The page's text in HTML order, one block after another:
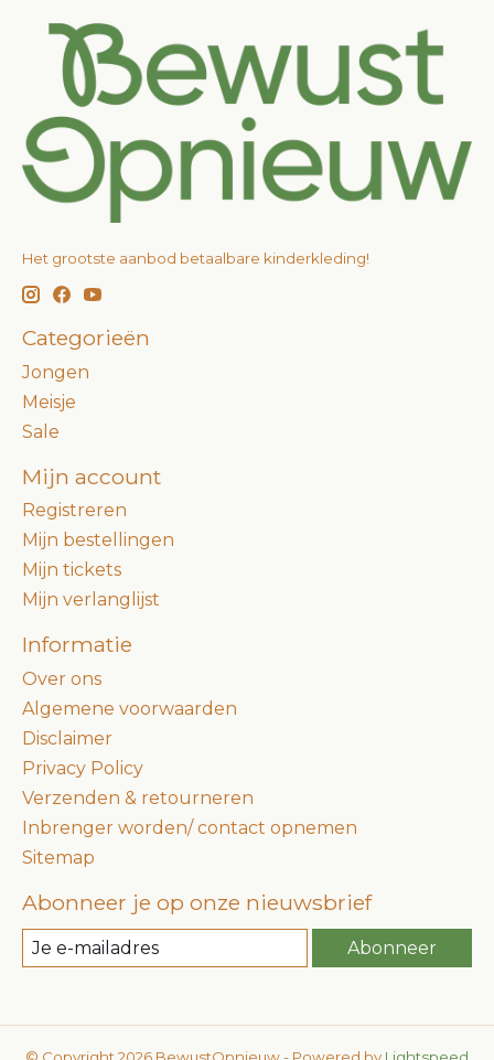
Het grootste aanbod betaalbare kinderkleding!
Categorieën
Jongen
Meisje
Sale
Mijn account
Registreren
Mijn bestellingen
Mijn tickets
Mijn verlanglijst
Informatie
Over ons
Algemene voorwaarden
Disclaimer
Privacy Policy
Verzenden & retourneren
Inbrenger worden/ contact opnemen
Sitemap
Abonneer je op onze nieuwsbrief
Abonneer
© Copyright 2026 BewustOpnieuw - Powered by Lightspeed